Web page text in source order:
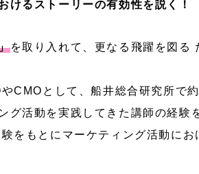
けるストーリーの有効性を説く！
を取り入れて、更なる飛躍を図る
CMOとして、船井総合研究所で
グ活動を実践してきた講師の経験
をもとにマーケティング活動にお